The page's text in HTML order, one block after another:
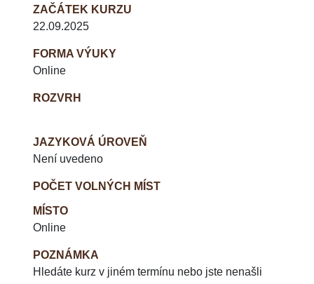
ZAČÁTEK KURZU
22.09.2025
FORMA VÝUKY
Online
ROZVRH
JAZYKOVÁ ÚROVEŇ
Není uvedeno
POČET VOLNÝCH MÍST
MÍSTO
Online
POZNÁMKA
Hledáte kurz v jiném termínu nebo jste nenašli